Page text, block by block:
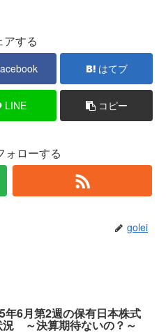
アする
はてブ
LINE コピー
ォローする
golei
年6月第2週の保有日本株式
況 ～決算期待ないの？～